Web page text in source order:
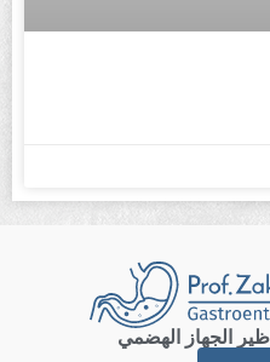
الجهاز الهضمي